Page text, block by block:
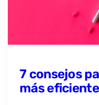
7 consejos
más